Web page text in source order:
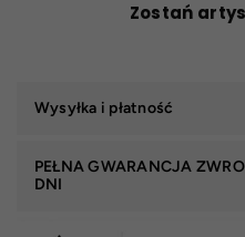
Zostań
Wysyłka i płatność
PEŁNA GWARANCJA
DNI